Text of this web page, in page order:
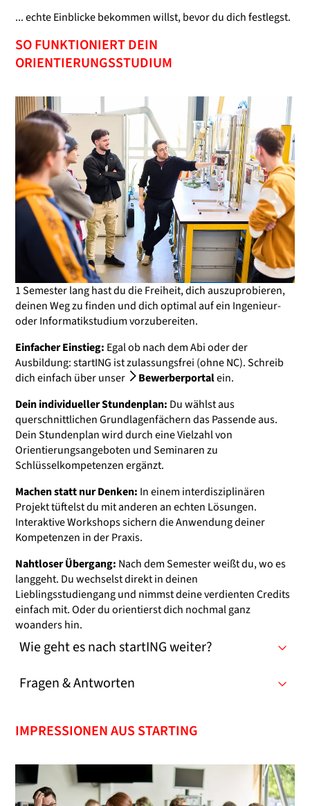
Du erweiterst deine
... echte Einblicke bekommen willst, bevor du dich festlegst.
SO FUNKTIONIERT DEIN
ORIENTIERUNGSSTUDIUM
1 Semester lang hast du die Freiheit, dich auszuprobieren,
deinen Weg zu finden und dich optimal auf ein Ingenieur-
oder Informatikstudium vorzubereiten.
Einfacher Einstieg: Egal ob nach dem Abi oder der
Ausbildung: startING ist zulassungsfrei (ohne NC). Schreib
dich einfach über unser
Bewerberportalein.
Dein individueller Stundenplan: Du wählst aus
querschnittlichen Grundlagenfächern das Passende aus.
Dein Stundenplan wird durch eine Vielzahl von
Orientierungsangeboten und Seminaren zu
Schlüsselkompetenzen ergänzt.
Machen statt nur Denken: In einem interdisziplinären
Projekt tüftelst du mit anderen an echten Lösungen.
Interaktive Workshops sichern die Anwendung deiner
Kompetenzen in der Praxis.
Nahtloser Übergang: Nach dem Semester weißt du, wo es
langgeht. Du wechselst direkt in deinen
Lieblingsstudiengang und nimmst deine verdienten Credits
einfach mit. Oder du orientierst dich nochmal ganz
woanders hin.
Wie geht es nach startING weiter?
Fragen & Antworten
IMPRESSIONEN AUS STARTING